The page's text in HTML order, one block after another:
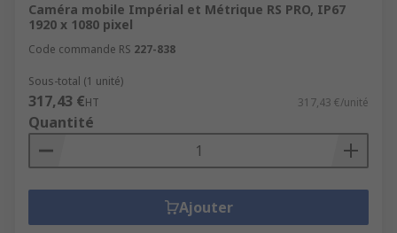
Caméra mobile Impérial et Métrique RS PRO, IP67
1920 x 1080 pixel
Code commande RS 227-838
Sous-total (1 unité)
317,43 €HT 317,43 €/unité
Quantité
Ajouter